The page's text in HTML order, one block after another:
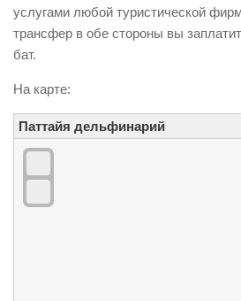
услугами любой туристической
трансфер в обе стороны вы
бат.
На карте:
Паттайя дельфинарий